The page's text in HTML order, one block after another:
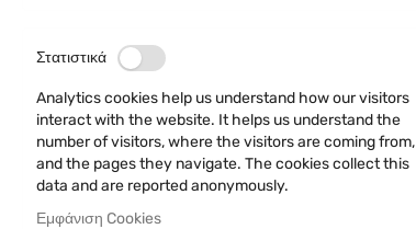
Στατιστικά
Analytics cookies help us understand how our visitors
interact with the website. It helps us understand the
number of visitors, where the visitors are coming from,
and the pages they navigate. The cookies collect this
data and are reported anonymously.
Εμφάνιση Cookies